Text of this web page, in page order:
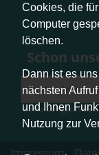
Cookies, die
Computer
löschen.
Dann ist es
nächsten
und Ihnen
Nutzung zur
Schon
Abmeldung jederzeit